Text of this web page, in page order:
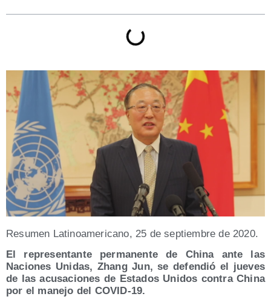
Resu­men Lati­no­ame­ri­cano, 25 de sep­tiem­bre de 2020.
El repre­sen­tan­te per­ma­nen­te de Chi­na ante las
Nacio­nes Uni­das, Zhang Jun, se defen­dió el jue­ves
de las acu­sa­cio­nes de Esta­dos Uni­dos con­tra Chi­na
por el mane­jo del COVID-19.